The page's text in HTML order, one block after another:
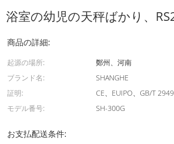
浴室の幼児の天秤ばかり、
商品の詳細:
起源の場所:
鄭州、河南
ブランド名:
SHANGHE
証明:
CE、EUIPO、GB/T
モデル番号:
SH-300G
お支払配送条件: